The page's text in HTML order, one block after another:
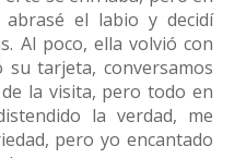
el labio y decidí
Al poco, ella volvió con
tarjeta, conversamos
la visita, pero todo en
la verdad, me
pero yo encantado